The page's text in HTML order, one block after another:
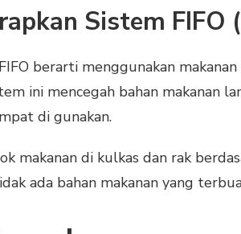
Sistem
berarti menggunakan
ini mencegah bahan makanan
di gunakan.
makanan di kulkas dan rak
ada bahan makanan yang